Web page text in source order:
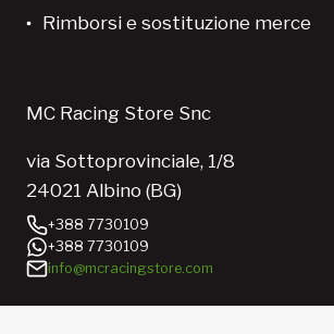
Rimborsi e sostituzione merce
MC Racing Store Snc
via Sottoprovinciale, 1/8
24021 Albino (BG)
+388 7730109
+388 7730109
info@mcracingstore.com